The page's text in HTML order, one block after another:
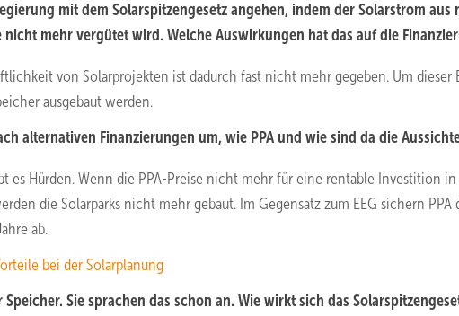
mit dem Solarspitzengesetz angehen, indem der Solarstrom aus
mehr vergütet wird. Welche Auswirkungen hat das auf die
von Solarprojekten ist dadurch fast nicht mehr gegeben. Um dieser
ausgebaut werden.
alternativen Finanzierungen um, wie PPA und wie sind da die
es Hürden. Wenn die PPA-Preise nicht mehr für eine rentable Investition in
die Solarparks nicht mehr gebaut. Im Gegensatz zum EEG sichern PPA
ab.
bei der Solarplanung
Sie sprachen das schon an. Wie wirkt sich das